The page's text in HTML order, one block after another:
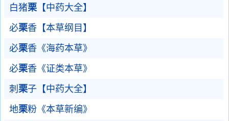
白猪栗【中药大全】
必栗香【本草纲目】
必栗香《海药本草》
必栗香《证类本草》
刺 栗子【中药大全】
地栗粉《本草新编》